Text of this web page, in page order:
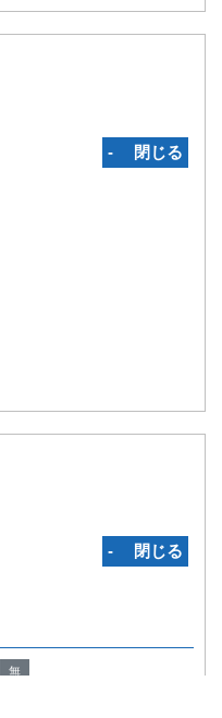
‐ 閉じる
‐ 閉じる
無